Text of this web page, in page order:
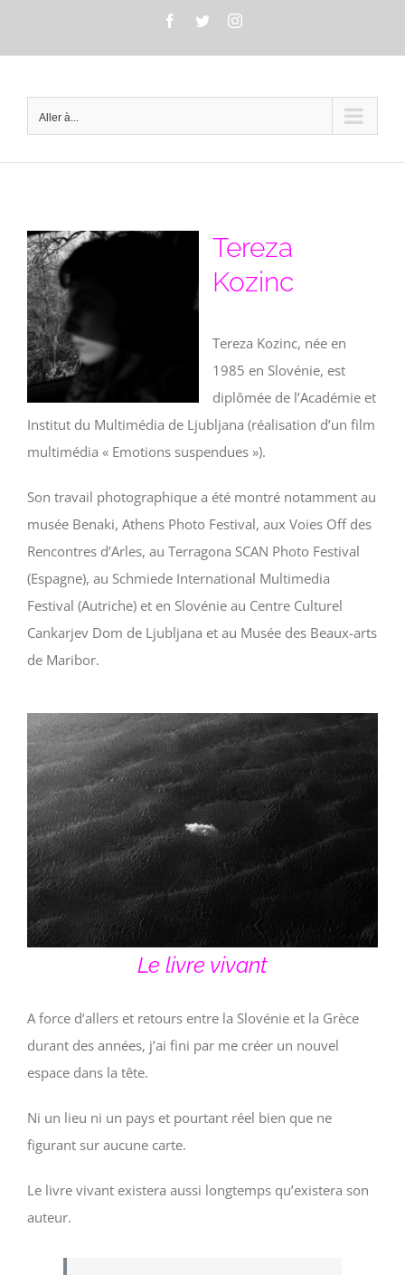
Facebook
TwitterInstagram
Aller à...
Tereza
Kozinc
Tereza Kozinc, née en
1985 en Slovénie, est
diplômée de l’Académie et
Institut du Multimédia de Ljubljana (réalisation d’un film
multimédia « Emotions suspendues »).
Son travail photographique a été montré notamment au
musée Benaki, Athens Photo Festival, aux Voies Off des
Rencontres d’Arles, au Terragona SCAN Photo Festival
(Espagne), au Schmiede International Multimedia
Festival (Autriche) et en Slovénie au Centre Culturel
Cankarjev Dom de Ljubljana et au Musée des Beaux-arts
de Maribor.
Le livre vivant
A force d’allers et retours entre la Slovénie et la Grèce
durant des années, j’ai fini par me créer un nouvel
espace dans la tête.
Ni un lieu ni un pays et pourtant réel bien que ne
figurant sur aucune carte.
Le livre vivant existera aussi longtemps qu’existera son
auteur.